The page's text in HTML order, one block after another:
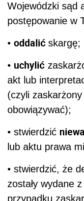
Wojewódzki sąd
postępowanie w
• oddalić skargę;
• uchylić
akt lub
(czyli
obowiązywać);
• stwierdzić
lub aktu prawa
• stwierdzić, że
zostały wydane z
przypadku